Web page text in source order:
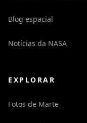
Blog espacial
Notícias da NASA
EXPLORAR
Fotos de Marte